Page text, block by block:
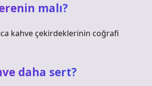
malı?
kahve çekirdeklerinin coğrafi
daha sert?